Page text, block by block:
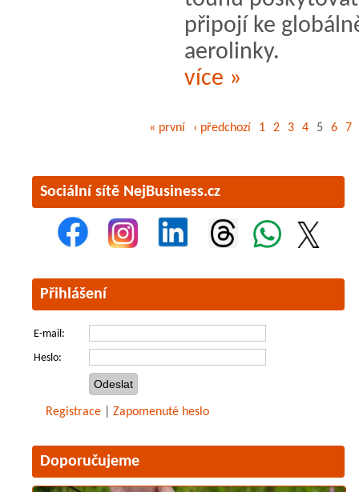
připojí ke
aerolinky.
více »
« první ‹ předchozí 1 2 3 4 5 6 7
Sociální sítě NejBusiness.cz
Přihlášení
E-mail:
Heslo:
Registrace Zapomenuté heslo
Doporučujeme